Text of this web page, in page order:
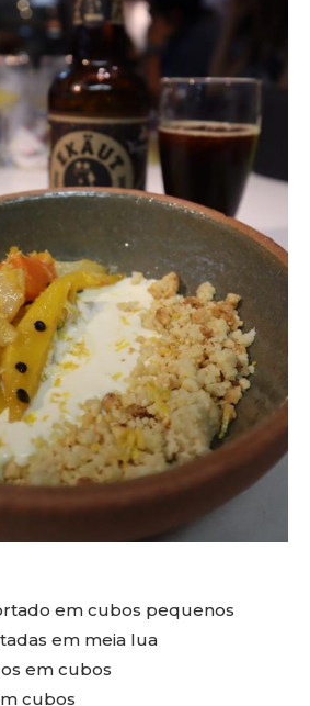
em cubos pequenos
em meia lua
em cubos
cubos